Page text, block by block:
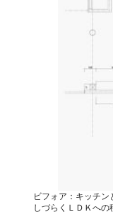
ビフォア：キッチ
しづらくＬＤＫへの